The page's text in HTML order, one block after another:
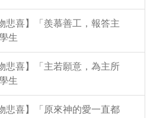
悲喜】「羨慕善工，報答主
生
悲喜】「主若願意，為主所
生
悲喜】「原來神的愛一直都